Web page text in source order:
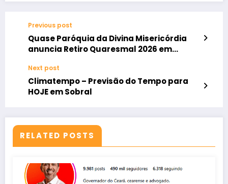
Previous post
Quase Paróquia da Divina Misericórdia
anuncia Retiro Quaresmal 2026 em
Next post
Climatempo – Previsão do Tempo para
HOJE em Sobral
RELATED POSTS